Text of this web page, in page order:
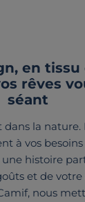
en tissu
rêves
séant
dans la nature.
à vos
histoire
et de
nous